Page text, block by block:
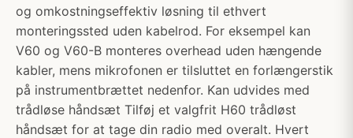
og omkostningseffektiv løsning til ethvert
monteringssted uden kabelrod. For eksempel kan
V60 og V60-B monteres overhead uden hængende
kabler, mens mikrofonen er tilsluttet en forlængerstik
på instrumentbrættet nedenfor. Kan udvides med
trådløse håndsæt Tilføj et valgfrit H60 trådløst
håndsæt for at tage din radio med overalt. Hvert